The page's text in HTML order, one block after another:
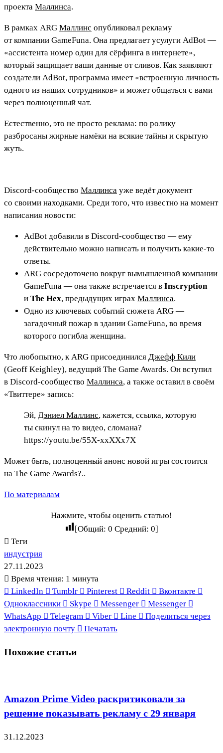
проекта Маллинса.
В рамках ARG Маллинс опубликовал рекламу
от компании GameFuna. Она предлагает усулуги AdBot —
«ассистента номер один для сёрфинга в интернете»,
который защищает ваши данные от сливов. Как заявляют
создатели AdBot, программа имеет «встроенную личность
одного из наших сотрудников» и может общаться с вами
через полноценный чат.
Естественно, это не просто реклама: по ролику
разбросаны жирные намёки на всякие тайны и скрытую
жуть.
Discord-сообщество Маллинса уже ведёт документ
со своими находками. Среди того, что известно на момент
написания новости:
AdBot добавили в Discord-сообщество — ему
действительно можно написать и получить какие-то
ответы.
ARG сосредоточено вокруг вымышленной компании
GameFuna — она также встречается в Inscryption
и The Hex, предыдущих играх Маллинса.
Одно из ключевых событий сюжета ARG —
загадочный пожар в здании GameFuna, во время
которого погибла женщина.
Что любопытно, к ARG присоединился Джефф Кили
(Geoff Keighley), ведущий The Game Awards. Он вступил
в Discord-сообщество Маллинса, а также оставил в своём
«Твиттере» запись:
Эй, Дэниел Маллинс, кажется, ссылка, которую
ты скинул на то видео, сломана?
https://youtu.be/55X-xxXXx7X
Может быть, полноценный анонс новой игры состоится
на The Game Awards?..
По материалам
Нажмите, чтобы оценить статью!
[Общий: 0 Средний: 0]
Теги
индустрия
27.11.2023
Время чтения: 1 минута
LinkedIn
Tumblr Pinterest Reddit
Вконтакте
Одноклассники
Skype Messenger
Messenger
WhatsApp
Telegram Viber Line
Поделиться через
электронную почту
Печатать
Похожие статьи
Amazon Prime Video раскритиковали за
решение показывать рекламу с 29 января
31.12.2023